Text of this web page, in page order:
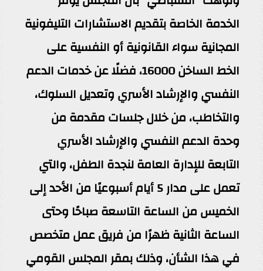
الخدمة الخاصة بتقديم الاستشارات التليفونية
المجانية سواء القانونية أو النفسية على
الخط الساخن 16000، فضلًا عن خدمات الدعم
النفسي والإرشاد الأسري وتعديل السلوك،
والتخاطب، من خلال جلسات مقدمة من
وحدة الدعم النفسي والإرشاد الأسري
التابعة للإدارة العامة لنجدة الطفل، والتي
تعمل على مدار 5 أيام أسبوعيًا من الأحد إلى
الخميس من الساعة التاسعة صباحًا وحتى
الساعة الثانية ظهرًا من فريق عمل متخصص
في هذا الشأن، وذلك بمقر المجلس القومي